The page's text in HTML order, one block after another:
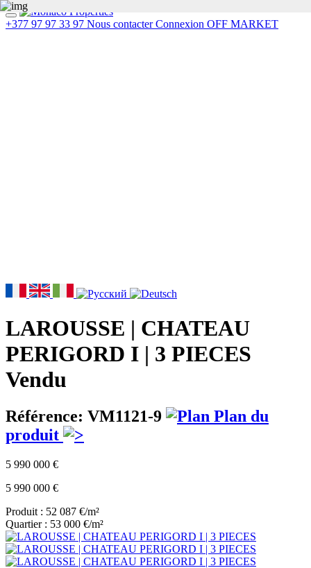
+377 97 97 33 97 Nous contacter Connexion OFF MARKET
LAROUSSE | CHATEAU
PERIGORD I | 3 PIECES
Vendu
Référence: VM1121-9
Plan du
produit
5 990 000 €
5 990 000 €
Produit : 52 087 €/m²
Quartier : 53 000 €/m²